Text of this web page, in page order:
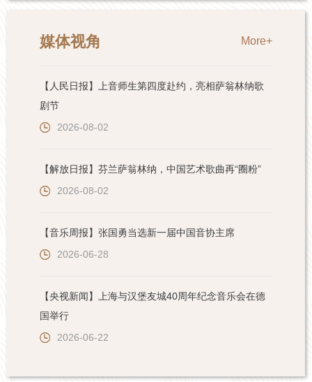
媒体视角 More+
【人民日报】上音师生第四度赴约，亮相萨翁林纳歌
剧节
2026-08-02
【解放日报】芬兰萨翁林纳，中国艺术歌曲再“圈粉”
2026-08-02
【音乐周报】张国勇当选新一届中国音协主席
2026-06-28
【央视新闻】上海与汉堡友城40周年纪念音乐会在德
国举行
2026-06-22